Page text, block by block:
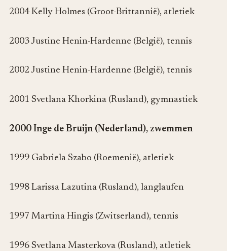
2004 Kelly Holmes (Groot-Brittannië), atletiek
2003 Justine Henin-Hardenne (België), tennis
2002 Justine Henin-Hardenne (België), tennis
2001 Svetlana Khorkina (Rusland), gymnastiek
2000 Inge de Bruijn (Nederland), zwemmen
1999 Gabriela Szabo (Roemenië), atletiek
1998 Larissa Lazutina (Rusland), langlaufen
1997 Martina Hingis (Zwitserland), tennis
1996 Svetlana Masterkova (Rusland), atletiek